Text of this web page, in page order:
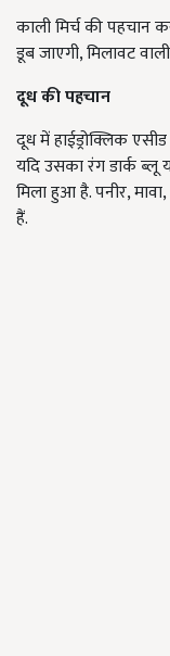
काली मिर्च की पहचान
डूब जाएगी, मिलावट
दूध की पहचान
दूध में हाईड्रोक्लिक
यदि उसका रंग डार्क ब्लू
मिला हुआ है. पनीर,
हैं.